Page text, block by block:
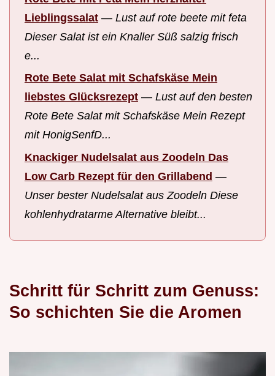
Lieblingssalat — Lust auf rote beete mit feta
Dieser Salat ist ein Knaller Süß salzig frisch
e...
Rote Bete Salat mit Schafskäse Mein
liebstes Glücksrezept — Lust auf den besten
Rote Bete Salat mit Schafskäse Mein Rezept
mit HonigSenfD...
Knackiger Nudelsalat aus Zoodeln Das
Low Carb Rezept für den Grillabend —
Unser bester Nudelsalat aus Zoodeln Diese
kohlenhydratarme Alternative bleibt...
Schritt für Schritt zum Genuss:
So schichten Sie die Aromen